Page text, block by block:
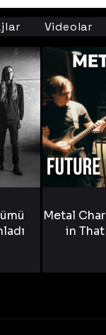
Videolar
Metal
in